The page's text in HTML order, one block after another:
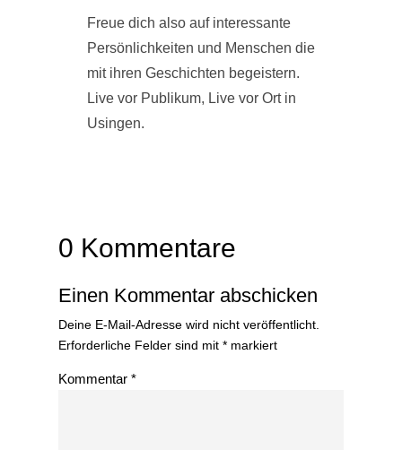
Freue dich also auf interessante
Persönlichkeiten und Menschen die
mit ihren Geschichten begeistern.
Live vor Publikum, Live vor Ort in
Usingen.
0 Kommentare
Einen Kommentar abschicken
Deine E-Mail-Adresse wird nicht veröffentlicht.
Erforderliche Felder sind mit *markiert
Kommentar *